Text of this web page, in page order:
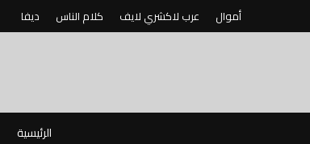
أموال عرب لاكشري لايف كلام الناس ديفا
الرئيسية